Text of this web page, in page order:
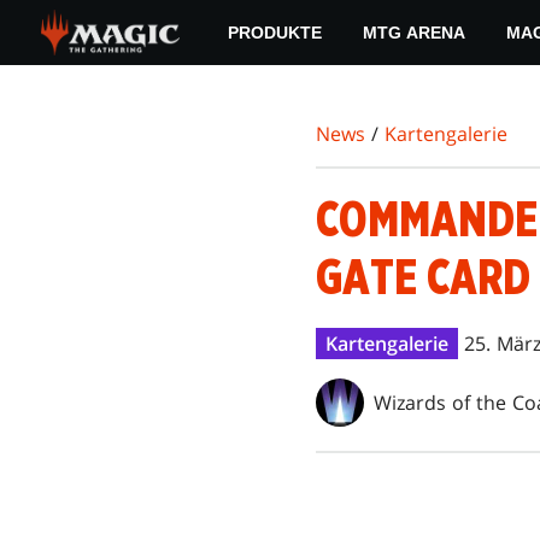
main
PRODUKTE MTG ARENA
News / Kartengalerie
GATE
Kartengalerie 25.
Wizards of the